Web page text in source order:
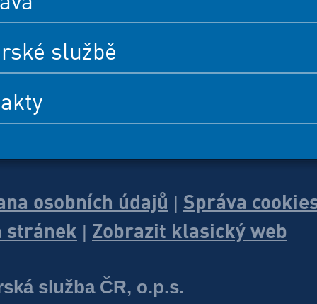
službě
osobních údajů Správa
stránek Zobrazit klasický web
služba ČR, o.p.s.